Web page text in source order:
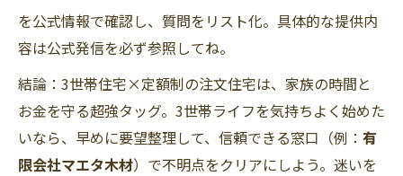
を公式情報で確認し、質問をリスト化。具体的な提供内
容は公式発信を必ず参照してね。
結論：3世帯住宅×定額制の注文住宅は、家族の時間と
お金を守る超強タッグ。3世帯ライフを気持ちよく始めた
いなら、早めに要望整理して、信頼できる窓口（例： 有
限会社マエタ木材）で不明点をクリアにしよう。迷いを